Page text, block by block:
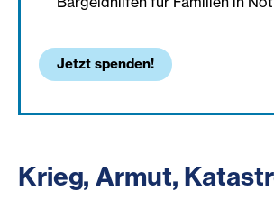
Jetzt spenden!
Krieg, Armut,